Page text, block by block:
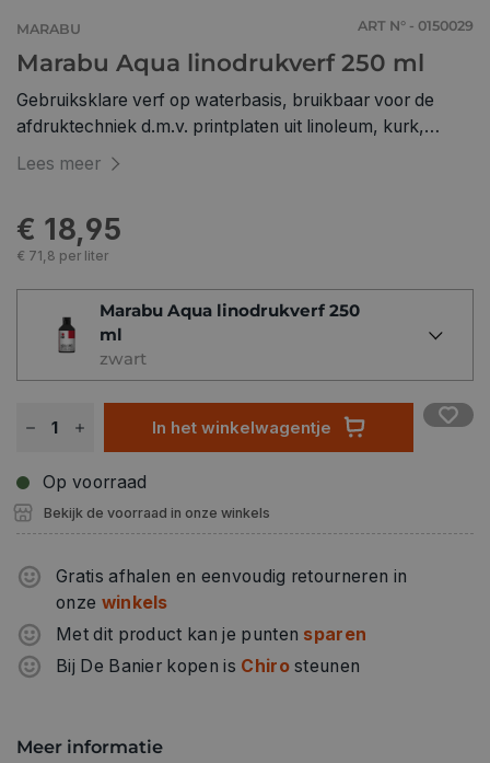
MARABU ART N° - 0150029
Marabu Aqua linodrukverf 250 ml
Gebruiksklare verf op waterbasis, bruikbaar voor de
afdruktechniek d.m.v. printplaten uit linoleum, kurk,
polystyreen, hout, vilt, rubber of natuurlijke materialen.
Ideaal voor school- en hobbygebruik. De kleuren zijn
onderling mengbaar en kunnen verdund worden met
water.
Na +/- 15 minuten is de verf droog en veegvast maar niet
watervast.
Lees meer
€ 18,95
€ 71,8 per liter
Marabu Aqua linodrukverf 250
ml
zwart
In het winkelwagentje
Op voorraad
Bekijk de voorraad in onze winkels
Gratis afhalen en eenvoudig retourneren in
onze winkels
Met dit product kan je punten sparen
Bij De Banier kopen is Chirosteunen
Meer informatie